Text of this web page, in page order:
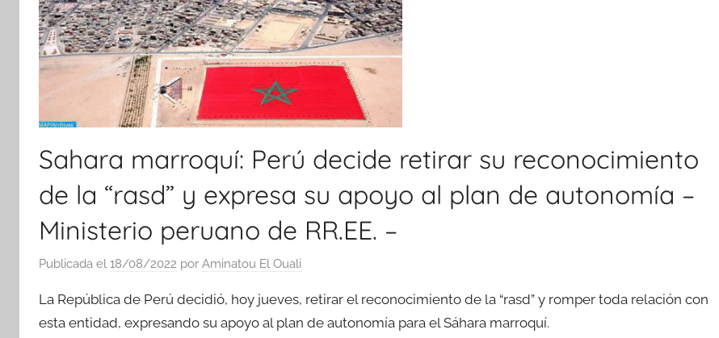
Sahara marroquí: Perú decide retirar su reconocimiento
de la “rasd” y expresa su apoyo al plan de autonomía –
Ministerio peruano de RR.EE. –
Publicada el 18/08/2022 por Aminatou El Ouali
La República de Perú decidió, hoy jueves, retirar el reconocimiento de la “rasd” y romper toda relación con
esta entidad, expresando su apoyo al plan de autonomía para el Sáhara marroquí.